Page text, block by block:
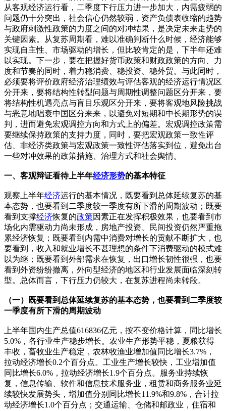
从客观经济运行看，二季度下行压力进一步加大，内需疲弱的
问题仍十分突出，社会信心仍然较弱，资产负债表收缩的趋势
与政府刺激性政策的力度之间的对冲结果，是决定未来走势的
关键因素。从复苏周期看，难以准确判断什么时候，经济能够
实现自主性、市场驱动的增长，但比较肯定的是，下半年还难
以实现。下一步，要在把握好货币政策和财政政策的方向、力
度和节奏的同时，着力稳消费、稳投资、稳外贸。与此同时，
必须要将评价政府经济治理绩效与评估客观的经济运行情况区
分开来，要将结构性转型问题与周期性调整问题区分开来，要
将结构性机遇亮点与盲目乐观区分开来，要将客观地风险挑战
与恶意地唱衰中国区分来来，以避免对短期和中长期形势的误
判，进而避免宏观调控方向和方式上的偏差。宏观调控政策需
要继续保持政策的支持力度，同时，要把宏观政策一致性评
估、非经济类政策与宏观政策一致性评估落实到位，避免出台
一些对冲效果的政策措施、治理方式和社会舆情。
一、客观辩证看待上半年经济形势的基本特征
观察上半年经济运行的基本情况，既要看到总体延续复苏的基
本态势，也要看到二季度较一季度有所下滑的周期波动；既要
看到支撑经济恢复的政策因素正在发挥积极效果，也要看到市
场化内需驱动力尚未形成，房地产投资、民间投资仍然严重拖
累经济恢复；既要看到内需中消费对增长的贡献不断扩大，也
要看到，收入和就业增长不甚理想的条件下消费驱动的模式难
以为继；既要看到外部需求在恢复，出口增长韧性很强，也要
看到外资纷纷撤离，外向型经济的地区和行业发展面临深刻转
型。总体而言，下行压力仍较大，在复苏进程尚未转段。
（一）既要看到总体延续复苏的基本态势，也要看到二季度较
一季度有所下滑的周期波动
上半年国内生产总值616836亿元，按不变价格计算，同比增长
5.0%，各行业生产稳步增长。农业生产形势平稳，夏粮获得
丰收，畜牧业生产稳定，农林牧渔业增加值同比增长3.7%，
拉动经济增长0.2个百分点。工业生产增长较快，工业增加值
同比增长6.0%，拉动经济增长1.9个百分点。服务业持续恢
复，信息传输、软件和信息技术服务业，租赁和商务服务业延
续较快发展势头，增加值分别同比增长11.9%和9.8%，合计拉
动经济增长1.0个百分点；交通运输、仓储和邮政业，住宿和